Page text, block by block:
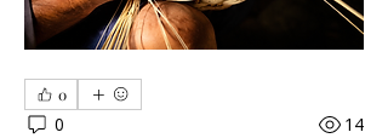
0
0 14